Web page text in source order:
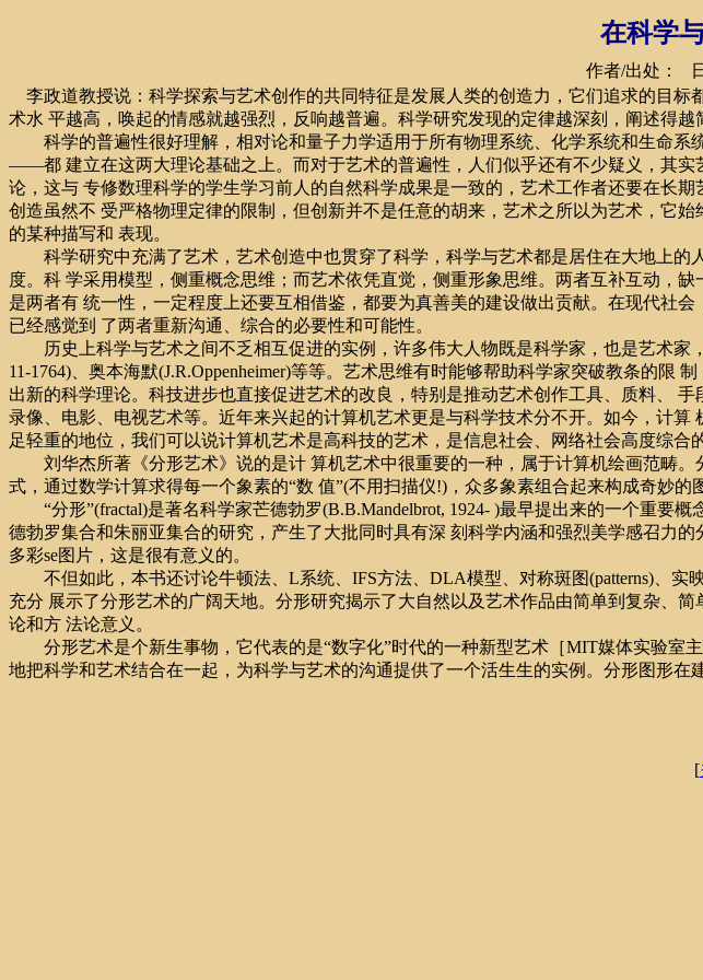
在科学
作者/出处：
李政道教授说：科学探索与艺术创作的共同特征是发展人类的创造力，它们追求的目
术水 平越高，唤起的情感就越强烈，反响越普遍。科学研究发现的定律越深刻，阐述得越
科学的普遍性很好理解，相对论和量子力学适用于所有物理系统、化学系统和生命
——都 建立在这两大理论基础之上。而对于艺术的普遍性，人们似乎还有不少疑义，其
论，这与 专修数理科学的学生学习前人的自然科学成果是一致的，艺术工作者还要在长
创造虽然不 受严格物理定律的限制，但创新并不是任意的胡来，艺术之所以为艺术，它
的某种描写和 表现。
科学研究中充满了艺术，艺术创造中也贯穿了科学，科学与艺术都是居住在大地上的
度。科 学采用模型，侧重概念思维；而艺术依凭直觉，侧重形象思维。两者互补互动，
是两者有 统一性，一定程度上还要互相借鉴，都要为真善美的建设做出贡献。在现代社
已经感觉到 了两者重新沟通、综合的必要性和可能性。
历史上科学与艺术之间不乏相互促进的实例，许多伟大人物既是科学家，也是艺术家，
11-1764)、奥本海默(J.R.Oppenheimer)等等。艺术思维有时能够帮助科学家突破教条的
出新的科学理论。科技进步也直接促进艺术的改良，特别是推动艺术创作工具、质料、
录像、电影、电视艺术等。近年来兴起的计算机艺术更是与科学技术分不开。如今，计
足轻重的地位，我们可以说计算机艺术是高科技的艺术，是信息社会、网络社会高度综合
刘华杰所著《分形艺术》说的是计 算机艺术中很重要的一种，属于计算机绘画范畴。
式，通过数学计算求得每一个象素的“数 值”(不用扫描仪!)，众多象素组合起来构成奇妙
“分形”(fractal)是著名科学家芒德勃罗(B.B.Mandelbrot, 1924- )最早提出来的一个重要
德勃罗集合和朱丽亚集合的研究，产生了大批同时具有深 刻科学内涵和强烈美学感召力
多彩se图片，这是很有意义的。
不但如此，本书还讨论牛顿法、L系统、IFS方法、DLA模型、对称斑图(patterns)、实
充分 展示了分形艺术的广阔天地。分形研究揭示了大自然以及艺术作品由简单到复杂、
论和方 法论意义。
分形艺术是个新生事物，它代表的是“数字化”时代的一种新型艺术［MIT媒体实验室主
地把科学和艺术结合在一起，为科学与艺术的沟通提供了一个活生生的实例。分形图形
[